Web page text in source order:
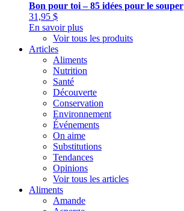
Bon pour toi – 85 idées pour le souper
31,95 $
En savoir plus
Voir tous les produits
Articles
Aliments
Nutrition
Santé
Découverte
Conservation
Environnement
Événements
On aime
Substitutions
Tendances
Opinions
Voir tous les articles
Aliments
Amande